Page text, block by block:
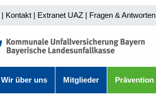
| Kontakt | Extranet UAZ | Fragen & Antworten
Wir über uns Mitglieder Prävention